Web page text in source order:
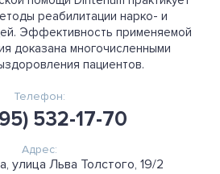
реабилитации нарко- и
Эффективность применяемой
доказана многочисленными
пациентов.
Телефон:
532-17-70
Адрес:
улица Льва Толстого, 19/2